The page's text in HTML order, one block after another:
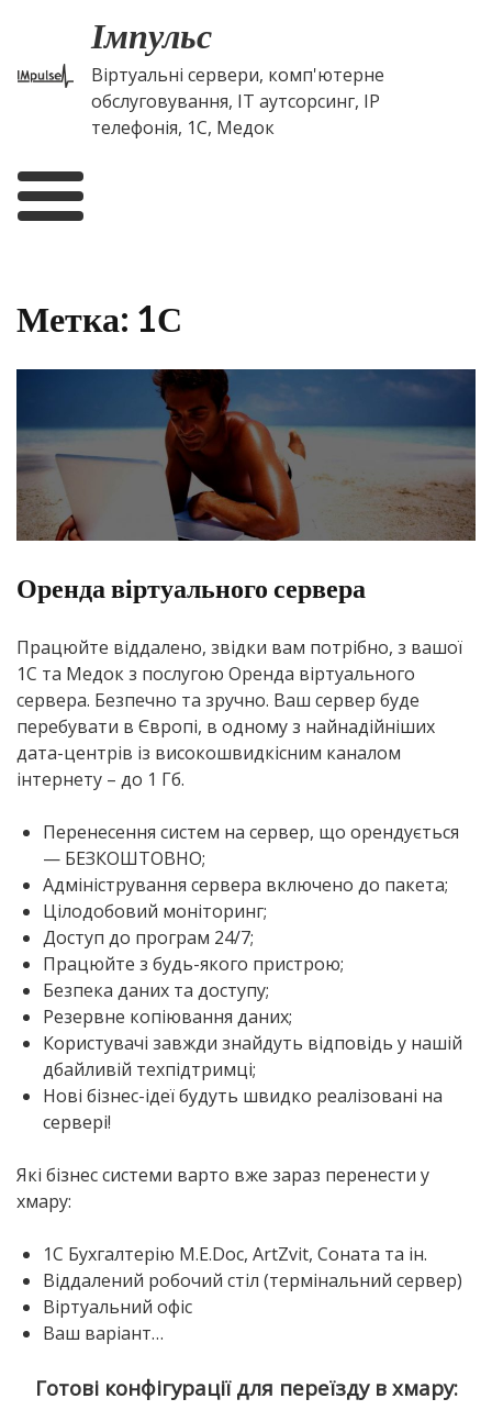
content
Імпульс
Віртуальні сервери, комп'ютерне
обслуговування, IT аутсорсинг, IP
телефонія, 1С, Медок
Метка: 1С
Оренда віртуального сервера
Працюйте віддалено, звідки вам потрібно, з вашої
1С та Медок з послугою Оренда віртуального
сервера. Безпечно та зручно. Ваш сервер буде
перебувати в Європі, в одному з найнадійніших
дата-центрів із високошвидкісним каналом
інтернету – до 1 Гб.
Перенесення систем на сервер, що орендується
— БЕЗКОШТОВНО;
Адміністрування сервера включено до пакета;
Цілодобовий моніторинг;
Доступ до програм 24/7;
Працюйте з будь-якого пристрою;
Безпека даних та доступу;
Резервне копіювання даних;
Користувачі завжди знайдуть відповідь у нашій
дбайливій техпідтримці;
Нові бізнес-ідеї будуть швидко реалізовані на
сервері!
Які бізнес системи варто вже зараз перенести у
хмару:
1С Бухгалтерію М.E.Doc, ArtZvit, Соната та ін.
Віддалений робочий стіл (термінальний сервер)
Віртуальний офіс
Ваш варіант…
Готові конфігурації для переїзду в хмару: